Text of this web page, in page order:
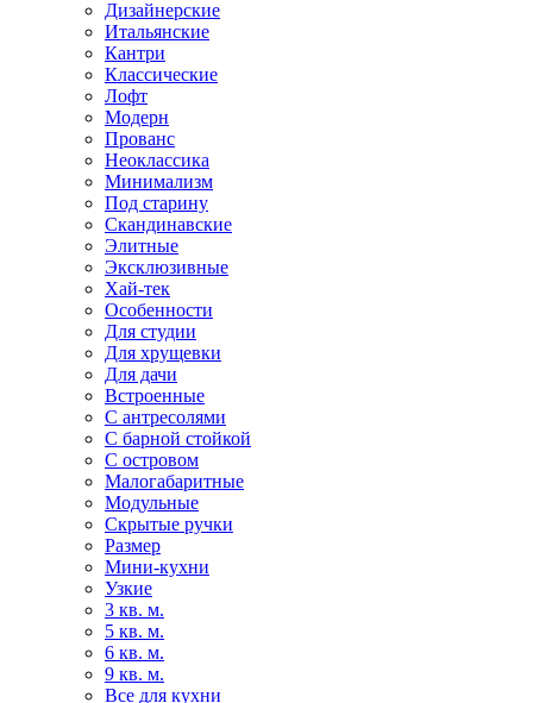
Дизайнерские
Итальянские
Кантри
Классические
Лофт
Модерн
Прованс
Неоклассика
Минимализм
Под старину
Скандинавские
Элитные
Эксклюзивные
Хай-тек
Особенности
Для студии
Для хрущевки
Для дачи
Встроенные
С антресолями
С барной стойкой
С островом
Малогабаритные
Модульные
Скрытые ручки
Размер
Мини-кухни
Узкие
3 кв. м.
5 кв. м.
6 кв. м.
9 кв. м.
Все для кухни